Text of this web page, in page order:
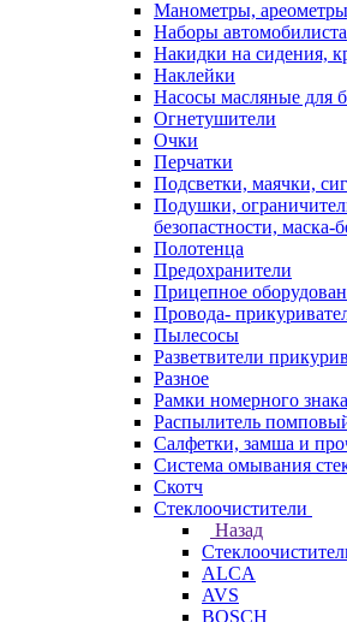
Манометры,
Наборы автомобилиста
Накидки на сидения,
Наклейки
Насосы масляные для
Огнетушители
Очки
Перчатки
Подсветки, маячки,
Подушки,
безопастности, маска-
Полотенца
Предохранители
Прицепное
Провода-
Пылесосы
Разветвители
Разное
Рамки номерного знака
Распылитель
Салфетки, замша и
Система омывания
Скотч
Стеклоочистители
Назад
ALCA
AVS
BOSCH